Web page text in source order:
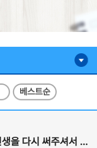
베스트순
7월의 BEST 후기 - 비염인의 인생을 다시 써주셔서 감사합니다 - 비염,비중격만곡증,축농증,코수술 후기